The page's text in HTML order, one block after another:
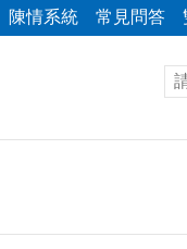
陳情系統 常見問答